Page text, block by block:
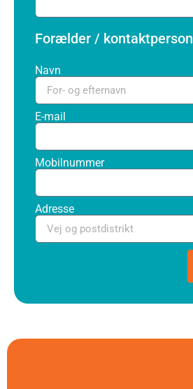
Forælder / kontaktperson
Navn
E-mail
Mobilnummer
Adresse